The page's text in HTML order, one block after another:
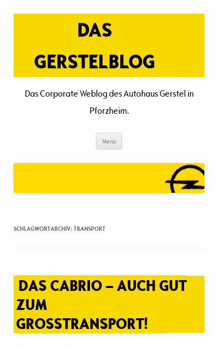
Inhalt
DAS
GERSTELBLOG
Das Corporate Weblog des Autohaus Gerstel in
Pforzheim.
Menü
SCHLAGWORTARCHIV:TRANSPORT
DAS CABRIO – AUCH GUT
ZUM
GROSSTRANSPORT!